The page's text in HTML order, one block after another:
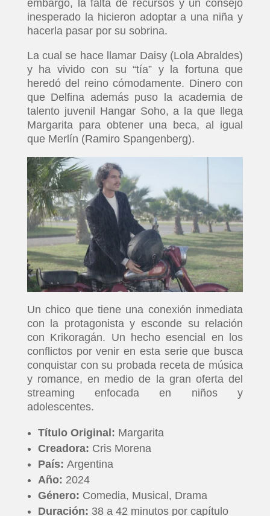
embargo, la falta de recursos y un consejo
inesperado la hicieron adoptar a una niña y
hacerla pasar por su sobrina.
La cual se hace llamar Daisy (Lola Abraldes)
y ha vivido con su “tía” y la fortuna que
heredó del reino cómodamente. Dinero con
que Delfina además puso la academia de
talento juvenil Hangar Soho, a la que llega
Margarita para obtener una beca, al igual
que Merlín (Ramiro Spangenberg).
Un chico que tiene una conexión inmediata
con la protagonista y esconde su relación
con Krikoragán. Un hecho esencial en los
conflictos por venir en esta serie que busca
conquistar con su probada receta de música
y romance, en medio de la gran oferta del
streaming enfocada en niños y
adolescentes.
Título Original: Margarita
Creadora: Cris Morena
País: Argentina
Año: 2024
Género: Comedia, Musical, Drama
Duración: 38 a 42 minutos por capítulo